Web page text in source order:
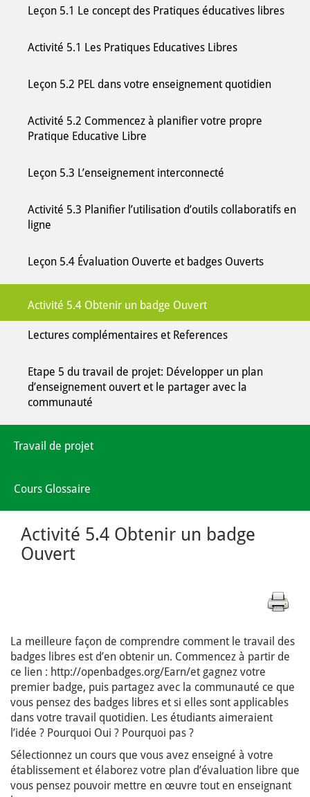
Leçon 5.1 Le concept des Pratiques éducatives libres
Activité 5.1 Les Pratiques Educatives Libres
Leçon 5.2 PEL dans votre enseignement quotidien
Activité 5.2 Commencez à planifier votre propre
Pratique Educative Libre
Leçon 5.3 L’enseignement interconnecté
Activité 5.3 Planifier l’utilisation d’outils collaboratifs en
ligne
Leçon 5.4 Évaluation Ouverte et badges Ouverts
Activité 5.4 Obtenir un badge Ouvert
Lectures complémentaires et References
Etape 5 du travail de projet: Développer un plan
d’enseignement ouvert et le partager avec la
communauté
Travail de projet
Cours Glossaire
Activité 5.4 Obtenir un badge
Ouvert
La meilleure façon de comprendre comment le travail des
badges libres est d’en obtenir un. Commencez à partir de
ce lien : http://openbadges.org/Earn/et gagnez votre
premier badge, puis partagez avec la communauté ce que
vous pensez des badges libres et si elles sont applicables
dans votre travail quotidien. Les étudiants aimeraient
l’idée ? Pourquoi Oui ? Pourquoi pas ?
Sélectionnez un cours que vous avez enseigné à votre
établissement et élaborez votre plan d’évaluation libre que
vous pensez pouvoir mettre en œuvre tout en enseignant